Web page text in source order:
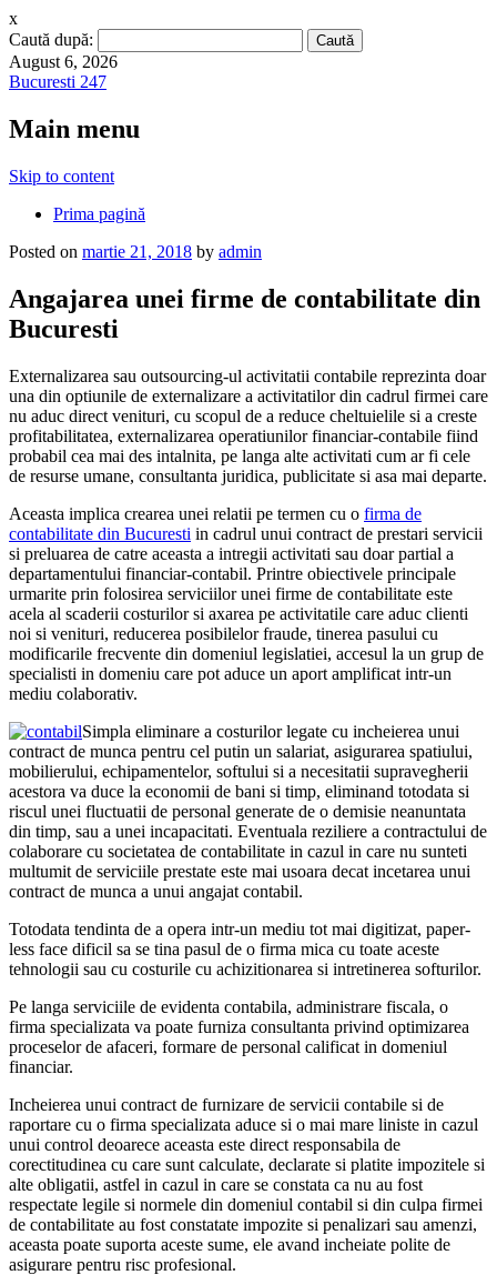
x
Caută după:
August 6, 2026
Bucuresti 247
Main menu
Skip to content
Prima pagină
Posted on martie 21, 2018 by admin
Angajarea unei firme de contabilitate din
Bucuresti
Externalizarea sau outsourcing-ul activitatii contabile reprezinta doar
una din optiunile de externalizare a activitatilor din cadrul firmei care
nu aduc direct venituri, cu scopul de a reduce cheltuielile si a creste
profitabilitatea, externalizarea operatiunilor financiar-contabile fiind
probabil cea mai des intalnita, pe langa alte activitati cum ar fi cele
de resurse umane, consultanta juridica, publicitate si asa mai departe.
Aceasta implica crearea unei relatii pe termen cu o firma de
contabilitate din Bucuresti in cadrul unui contract de prestari servicii
si preluarea de catre aceasta a intregii activitati sau doar partial a
departamentului financiar-contabil. Printre obiectivele principale
urmarite prin folosirea serviciilor unei firme de contabilitate este
acela al scaderii costurilor si axarea pe activitatile care aduc clienti
noi si venituri, reducerea posibilelor fraude, tinerea pasului cu
modificarile frecvente din domeniul legislatiei, accesul la un grup de
specialisti in domeniu care pot aduce un aport amplificat intr-un
mediu colaborativ.
Simpla eliminare a costurilor legate cu incheierea unui
contract de munca pentru cel putin un salariat, asigurarea spatiului,
mobilierului, echipamentelor, softului si a necesitatii supravegherii
acestora va duce la economii de bani si timp, eliminand totodata si
riscul unei fluctuatii de personal generate de o demisie neanuntata
din timp, sau a unei incapacitati. Eventuala reziliere a contractului de
colaborare cu societatea de contabilitate in cazul in care nu sunteti
multumit de serviciile prestate este mai usoara decat incetarea unui
contract de munca a unui angajat contabil.
Totodata tendinta de a opera intr-un mediu tot mai digitizat, paper-
less face dificil sa se tina pasul de o firma mica cu toate aceste
tehnologii sau cu costurile cu achizitionarea si intretinerea softurilor.
Pe langa serviciile de evidenta contabila, administrare fiscala, o
firma specializata va poate furniza consultanta privind optimizarea
proceselor de afaceri, formare de personal calificat in domeniul
financiar.
Incheierea unui contract de furnizare de servicii contabile si de
raportare cu o firma specializata aduce si o mai mare liniste in cazul
unui control deoarece aceasta este direct responsabila de
corectitudinea cu care sunt calculate, declarate si platite impozitele si
alte obligatii, astfel in cazul in care se constata ca nu au fost
respectate legile si normele din domeniul contabil si din culpa firmei
de contabilitate au fost constatate impozite si penalizari sau amenzi,
aceasta poate suporta aceste sume, ele avand incheiate polite de
asigurare pentru risc profesional.